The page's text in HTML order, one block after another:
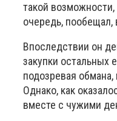
такой
очередь,
Впоследствии он
закупки остальных
подозревая
Однако, как
вместе с чужими